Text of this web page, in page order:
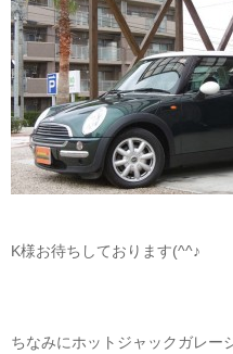
K様お待ちしております(^^♪
ちなみにホットジャックガレー